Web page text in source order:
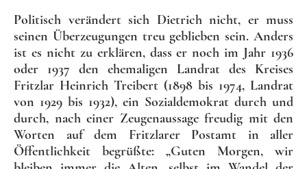
Politisch verändert sich Dietrich nicht, er muss
seinen Überzeugungen treu geblieben sein. Anders
ist es nicht zu erklären, dass er noch im Jahr 1936
oder 1937 den ehemaligen Landrat des Kreises
Fritzlar Heinrich Treibert (1898 bis 1974, Landrat
von 1929 bis 1932), ein Sozialdemokrat durch und
durch, nach einer Zeugenaussage freudig mit den
Worten auf dem Fritzlarer Postamt in aller
Öffentlichkeit begrüßte: „Guten Morgen, wir